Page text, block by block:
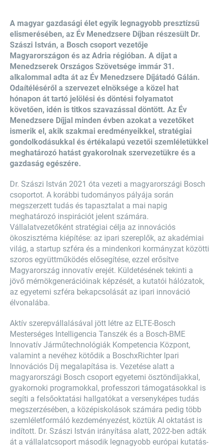
A magyar gazdasági élet egyik legnagyobb presztízsű
elismerésében, az Év Menedzsere Díjban részesült Dr.
Szászi István, a Bosch csoport vezetője
Magyarországon és az Adria régióban. A díjat a
Menedzserek Országos Szövetsége immár 31.
alkalommal adta át az Év Menedzsere Díjátadó Gálán.
Odaítéléséről a szervezet elnöksége a közel hat
hónapon át tartó jelölési és döntési folyamatot
követően, idén is titkos szavazással döntött. Az Év
Menedzsere Díjjal minden évben azokat a vezetőket
ismerik el, akik szakmai eredményeikkel, stratégiai
gondolkodásukkal és értékalapú vezetői szemléletükkel
meghatározó hatást gyakorolnak szervezetükre és a
gazdaság egészére.
Dr. Szászi István 2021 óta vezeti a magyarországi Bosch
csoportot. A korábbi tudományos pályája során
megszerzett tudás és tapasztalat a mai napig
meghatározó inspirációt jelent számára.
Vállalatvezetőként stratégiai célja az innovációs
ökoszisztéma kiépítése: az ipari szereplők, az akadémiai
világ, a startup szféra és a mindenkori kormányzat közötti
szoros együttműködés elősegítése, ezzel erősítve
Magyarország innovatív erejét. Küldetésének tekinti a
jövő mérnökgenerációinak képzését, a kutatói hálózatok,
az egyetemi szféra bekapcsolását az ipari innováció
élvonalába.
Aktív szerepvállalásával jött létre az ELTE-Bosch
Mesterséges Intelligencia Tanszék és a Bosch-BME
Innovatív Járműtechnológiák Kompetencia Központ,
valamint a nevéhez kötődik a BoschxRichter Ipari
Innovációs Díj megalapítása is. Vezetése alatt a
magyarországi Bosch csoport egyetemi ösztöndíjakkal,
gyakornoki programokkal, professzori támogatásokkal is
segíti a felsőoktatási hallgatókat a versenyképes tudás
megszerzésében, a középiskolások számára pedig több
szemléletformáló kezdeményezést, köztük AI oktatást is
indított. Dr. Szászi István irányítása alatt, 2022-ben adták
át a vállalatcsoport második legnagyobb európai kutatás-